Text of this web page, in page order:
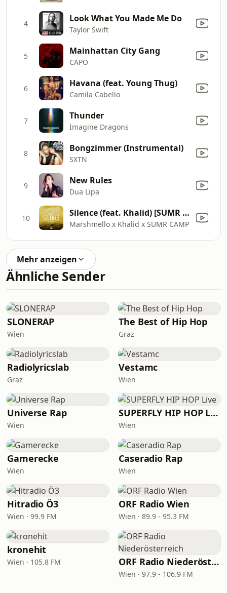
4 Look What You Made Me Do
Taylor Swift
5 Mainhattan City Gang
CAPO
6 Havana (feat. Young Thug)
Camila Cabello
7 Thunder
Imagine Dragons
8 Bongzimmer (Instrumental)
SXTN
9 New Rules
Dua Lipa
10 Silence (feat. Khalid) [SUMR CAMP Remix]
Marshmello x Khalid x SUMR CAMP
Mehr anzeigen
Ähnliche Sender
SLONERAP
Wien
The Best of Hip Hop
Graz
Radiolyricslab
Graz
Vestamc
Wien
Universe Rap
Wien
SUPERFLY HIP HOP Live
Wien
Gamerecke
Wien
Caseradio Rap
Wien
Hitradio Ö3
Wien · 99.9 FM
ORF Radio Wien
Wien · 89.9 - 95.3 FM
kronehit
Wien · 105.8 FM ORF Radio Niederösterreich
Wien · 97.9 - 106.9 FM